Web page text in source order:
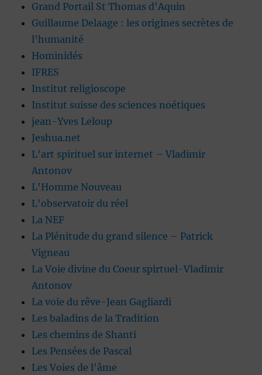
Grand Portail St Thomas d'Aquin
Guillaume Delaage : les origines secrètes de
l'humanité
Hominidés
IFRES
Institut religioscope
Institut suisse des sciences noétiques
jean-Yves Leloup
Jeshua.net
L'art spirituel sur internet – Vladimir
Antonov
L'Homme Nouveau
L'observatoir du réel
La NEF
La Plénitude du grand silence – Patrick
Vigneau
La Voie divine du Coeur spirtuel-Vladimir
Antonov
La voie du rêve-Jean Gagliardi
Les baladins de la Tradition
Les chemins de Shanti
Les Pensées de Pascal
Les Voies de l'âme